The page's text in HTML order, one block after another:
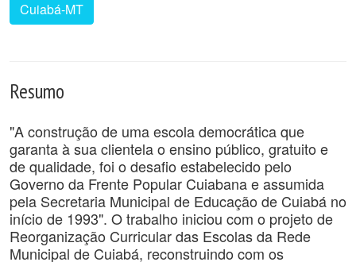
Cuiabá-MT
Resumo
"A construção de uma escola democrática que
garanta à sua clientela o ensino público, gratuito e
de qualidade, foi o desafio estabelecido pelo
Governo da Frente Popular Cuiabana e assumida
pela Secretaria Municipal de Educação de Cuiabá no
início de 1993". O trabalho iniciou com o projeto de
Reorganização Curricular das Escolas da Rede
Municipal de Cuiabá, reconstruindo com os